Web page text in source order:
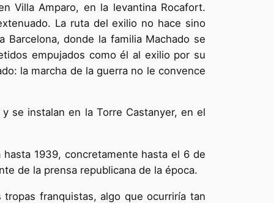
Villa Amparo, en la levantina Rocafort.
La ruta del exilio no hace sino
donde la familia Machado se
empujados como él al exilio por su
la marcha de la guerra no le convence
se instalan en la Torre Castanyer, en el
1939, concretamente hasta el 6 de
de la prensa republicana de la época.
franquistas, algo que ocurriría tan